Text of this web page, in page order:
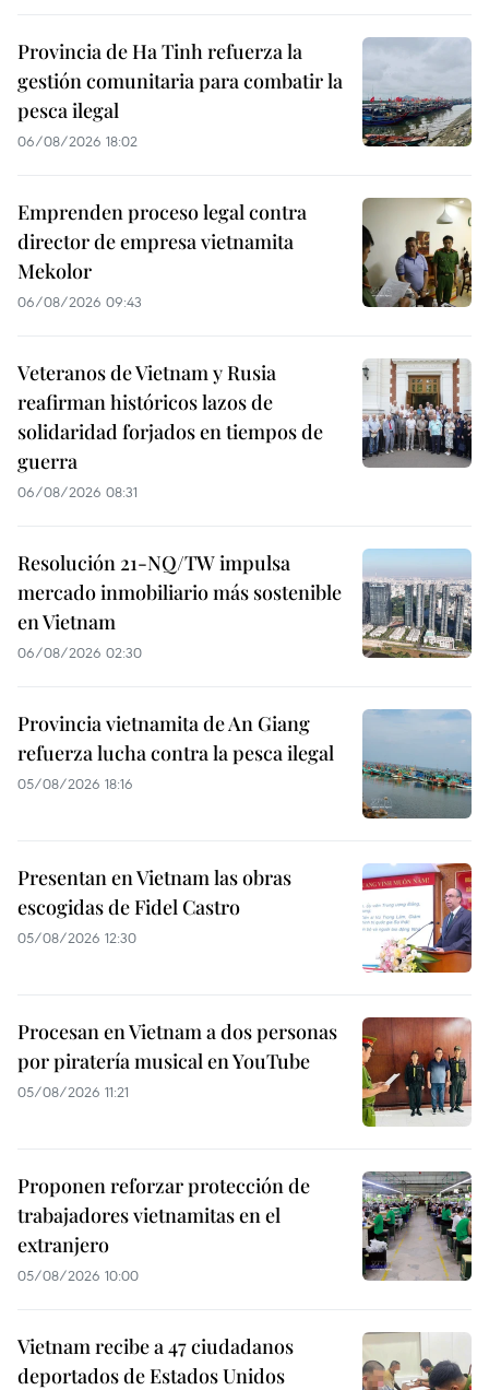
Provincia de Ha Tinh refuerza la
gestión comunitaria para combatir la
pesca ilegal
06/08/2026 18:02
Emprenden proceso legal contra
director de empresa vietnamita
Mekolor
06/08/2026 09:43
Veteranos de Vietnam y Rusia
reafirman históricos lazos de
solidaridad forjados en tiempos de
guerra
06/08/2026 08:31
Resolución 21-NQ/TW impulsa
mercado inmobiliario más sostenible
en Vietnam
06/08/2026 02:30
Provincia vietnamita de An Giang
refuerza lucha contra la pesca ilegal
05/08/2026 18:16
Presentan en Vietnam las obras
escogidas de Fidel Castro
05/08/2026 12:30
Procesan en Vietnam a dos personas
por piratería musical en YouTube
05/08/2026 11:21
Proponen reforzar protección de
trabajadores vietnamitas en el
extranjero
05/08/2026 10:00
Vietnam recibe a 47 ciudadanos
deportados de Estados Unidos